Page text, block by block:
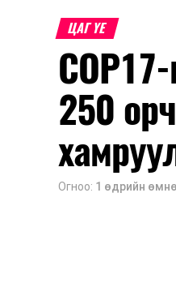
ЦАГ ҮЕ
250
Огноо: 1 өдрийн өмнө